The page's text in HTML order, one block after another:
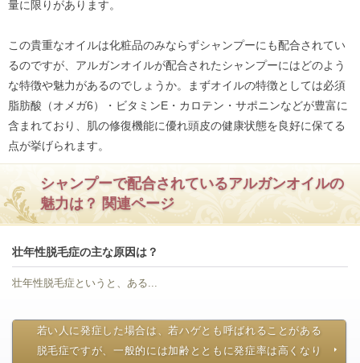
量に限りがあります。
この貴重なオイルは化粧品のみならずシャンプーにも配合されてい
るのですが、アルガンオイルが配合されたシャンプーにはどのよう
な特徴や魅力があるのでしょうか。まずオイルの特徴としては必須
脂肪酸（オメガ6）・ビタミンE・カロテン・サポニンなどが豊富に
含まれており、肌の修復機能に優れ頭皮の健康状態を良好に保てる
点が挙げられます。
シャンプーで配合されているアルガンオイルの
魅力は？ 関連ページ
壮年性脱毛症の主な原因は？
壮年性脱毛症というと、ある...
若い人に発症した場合は、若ハゲとも呼ばれることがある
脱毛症ですが、一般的には加齢とともに発症率は高くなり